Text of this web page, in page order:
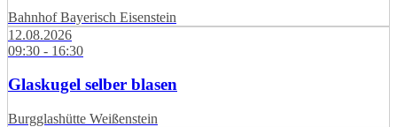
Bahnhof Bayerisch Eisenstein
12.08.2026
09:30 - 16:30
Glaskugel selber blasen
Burgglashütte Weißenstein